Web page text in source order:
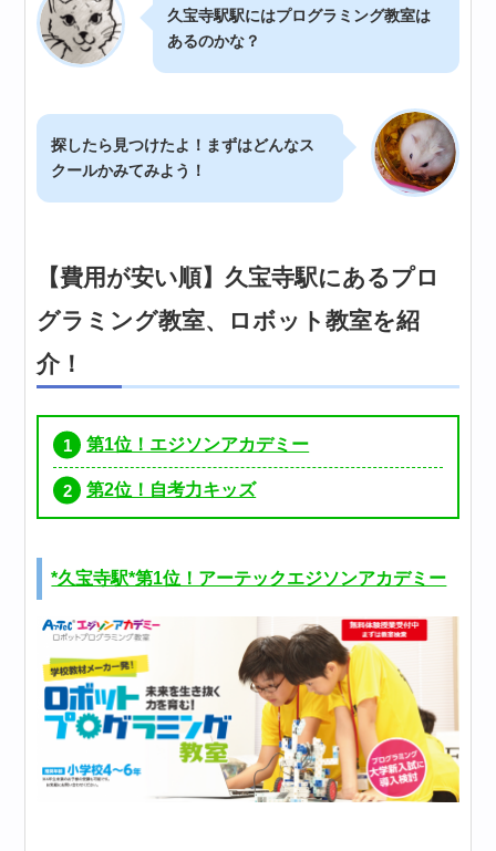
久宝寺駅駅にはプログラミング教室は
あるのかな？
探したら見つけたよ！まずはどんなス
クールかみてみよう！
【費用が安い順】久宝寺駅にあるプロ
グラミング教室、ロボット教室を紹
介！
第1位！エジソンアカデミー
第2位！自考力キッズ
*久宝寺駅*第1位！アーテックエジソンアカデミー